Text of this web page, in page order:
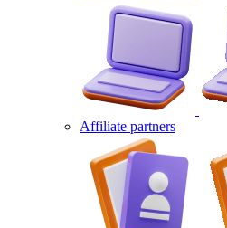
Affiliate partners